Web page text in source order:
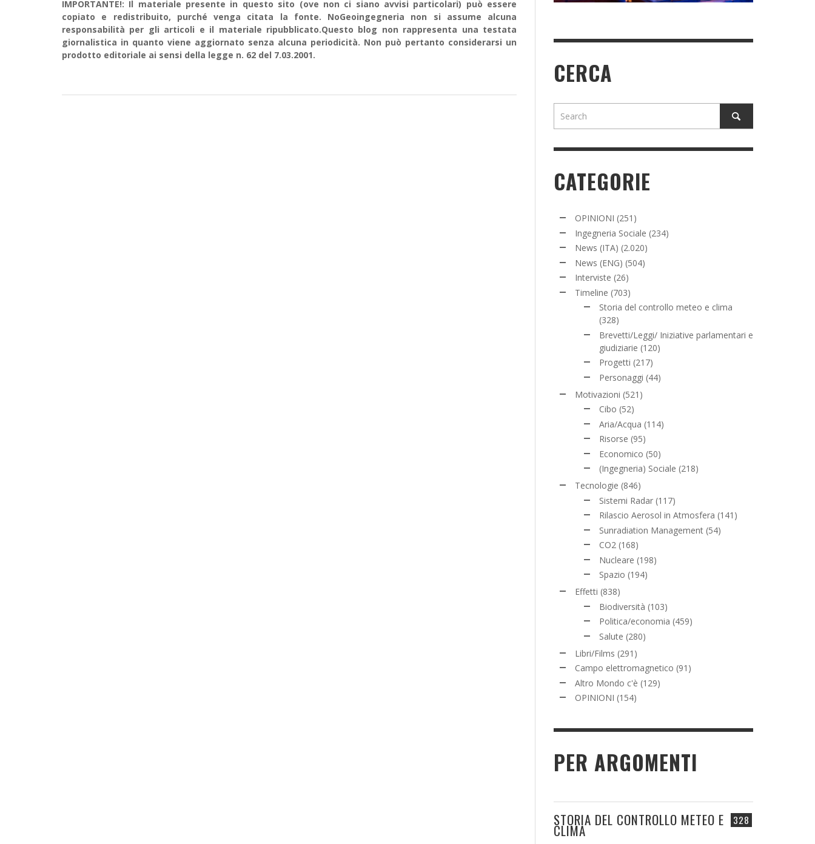
IMPORTANTE!: Il materiale presente in questo sito (ove non ci siano avvisi particolari) può essere
copiato e redistribuito, purché venga citata la fonte. NoGeoingegneria non si assume alcuna
responsabilità per gli articoli e il materiale ripubblicato.Questo blog non rappresenta una testata
giornalistica in quanto viene aggiornato senza alcuna periodicità. Non può pertanto considerarsi un
prodotto editoriale ai sensi della legge n. 62 del 7.03.2001.
CERCA
CATEGORIE
OPINIONI (251)
Ingegneria Sociale (234)
News (ITA) (2.020)
News (ENG) (504)
Interviste (26)
Timeline (703)
Storia del controllo meteo e clima
(328)
Brevetti/Leggi/ Iniziative parlamentari e
giudiziarie (120)
Progetti (217)
Personaggi (44)
Motivazioni (521)
Cibo (52)
Aria/Acqua (114)
Risorse (95)
Economico (50)
(Ingegneria) Sociale (218)
Tecnologie (846)
Sistemi Radar (117)
Rilascio Aerosol in Atmosfera (141)
Sunradiation Management (54)
CO2 (168)
Nucleare (198)
Spazio (194)
Effetti (838)
Biodiversità (103)
Politica/economia (459)
Salute (280)
Libri/Films (291)
Campo elettromagnetico (91)
Altro Mondo c'è (129)
OPINIONI (154)
PER ARGOMENTI
328
STORIA DEL CONTROLLO METEO E
CLIMA